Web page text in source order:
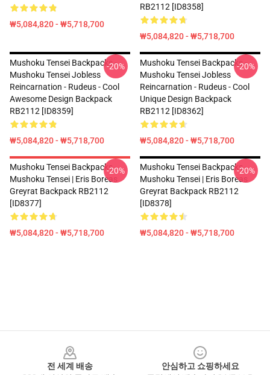
₩5,084,820 - ₩5,718,700
RB2112 [ID8358]
₩5,084,820 - ₩5,718,700
Mushoku Tensei Backpacks -
Mushoku Tensei Jobless
Reincarnation - Rudeus - Cool
Awesome Design Backpack
RB2112 [ID8359]
₩5,084,820 - ₩5,718,700
-20%
Mushoku Tensei Backpacks -
Mushoku Tensei Jobless
Reincarnation - Rudeus - Cool
Unique Design Backpack
RB2112 [ID8362]
₩5,084,820 - ₩5,718,700
-20%
Mushoku Tensei Backpacks -
Mushoku Tensei | Eris Boreas
Greyrat Backpack RB2112
[ID8377]
₩5,084,820 - ₩5,718,700
-20%
Mushoku Tensei Backpacks -
Mushoku Tensei | Eris Boreas
Greyrat Backpack RB2112
[ID8378]
₩5,084,820 - ₩5,718,700
-20%
전 세계 배송
안심하고 쇼핑하세요